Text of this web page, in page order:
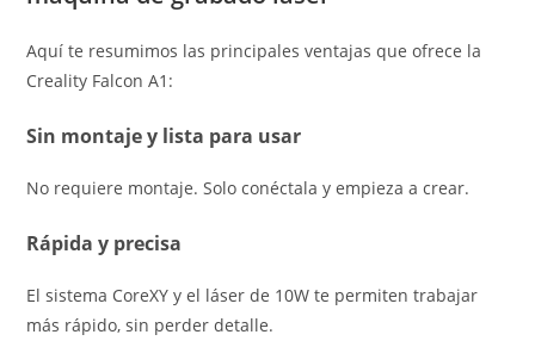
Aquí te resumimos las principales ventajas que ofrece la
Creality Falcon A1:
Sin montaje y lista para usar
No requiere montaje. Solo conéctala y empieza a crear.
Rápida y precisa
El sistema CoreXY y el láser de 10W te permiten trabajar
más rápido, sin perder detalle.